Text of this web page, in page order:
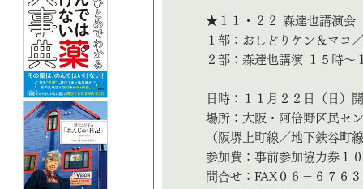
★１１・２２ 森達也講演会
１部：おしどりケン＆マコ
２部：森達也講演 １５時
日時：１１月２２日（日）
場所：大阪・阿倍野区民セ
（阪堺上町線／地下鉄谷町
参加費：事前参加協力券１
問合せ：FAX０６－６７６